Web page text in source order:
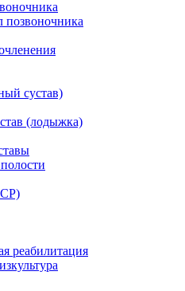
позвоночника
сустав)
(лодыжка)
реабилитация